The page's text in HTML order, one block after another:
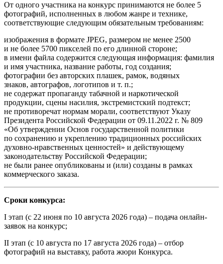
От одного участника на конкурс принимаются не более 5
фотографий, исполненных в любом жанре и технике,
соответствующие следующим обязательным требованиям:
изображения в формате JPEG, размером не менее 2500
и не более 5700 пикселей по его длинной стороне;
в имени файла содержится следующая информация: фамилия
и имя участника, название работы, год создания;
фотографии без авторских плашек, рамок, водяных
знаков, автографов, логотипов и т. п.;
не содержат пропаганду табачной и наркотической
продукции, сцены насилия, экстремистский подтекст;
не противоречат нормам морали, соответствуют Указу
Президента Российской Федерации от 09.11.2022 г. № 809
«Об утверждении Основ государственной политики
по сохранению и укреплению традиционных российских
духовно-нравственных ценностей» и действующему
законодательству Российской Федерации;
не были ранее опубликованы и (или) созданы в рамках
коммерческого заказа.
Сроки конкурса:
I этап (с 22 июня по 10 августа 2026 года) – подача онлайн-
заявок на конкурс;
II этап (с 10 августа по 17 августа 2026 года) – отбор
фотографий на выставку, работа жюри Конкурса.